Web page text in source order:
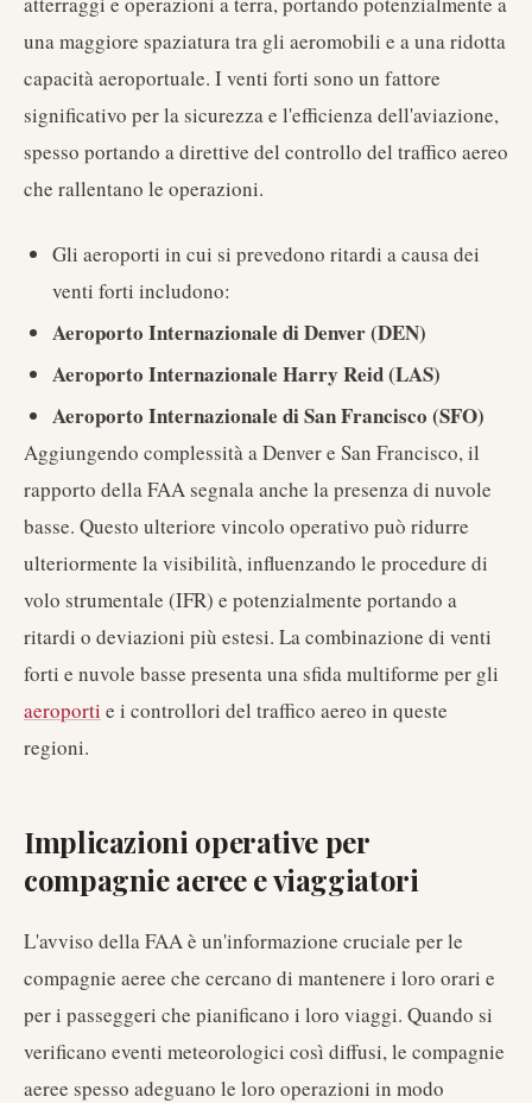
una maggiore spaziatura tra gli aeromobili e a una ridotta
capacità aeroportuale. I venti forti sono un fattore
significativo per la sicurezza e l'efficienza dell'aviazione,
spesso portando a direttive del controllo del traffico aereo
che rallentano le operazioni.
Gli aeroporti in cui si prevedono ritardi a causa dei
venti forti includono:
Aeroporto Internazionale di Denver (DEN)
Aeroporto Internazionale Harry Reid (LAS)
Aeroporto Internazionale di San Francisco (SFO)
Aggiungendo complessità a Denver e San Francisco, il
rapporto della FAA segnala anche la presenza di nuvole
basse. Questo ulteriore vincolo operativo può ridurre
ulteriormente la visibilità, influenzando le procedure di
volo strumentale (IFR) e potenzialmente portando a
ritardi o deviazioni più estesi. La combinazione di venti
forti e nuvole basse presenta una sfida multiforme per gli
aeroporti e i controllori del traffico aereo in queste
regioni.
Implicazioni operative per
compagnie aeree e viaggiatori
L'avviso della FAA è un'informazione cruciale per le
compagnie aeree che cercano di mantenere i loro orari e
per i passeggeri che pianificano i loro viaggi. Quando si
verificano eventi meteorologici così diffusi, le compagnie
aeree spesso adeguano le loro operazioni in modo